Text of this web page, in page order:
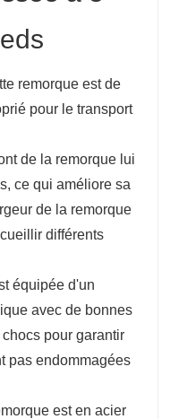
remorque est de
pour le transport
de la remorque lui
ce qui améliore sa
de la remorque
différents
équipée d'un
avec de bonnes
pour garantir
pas endommagées
est en acier